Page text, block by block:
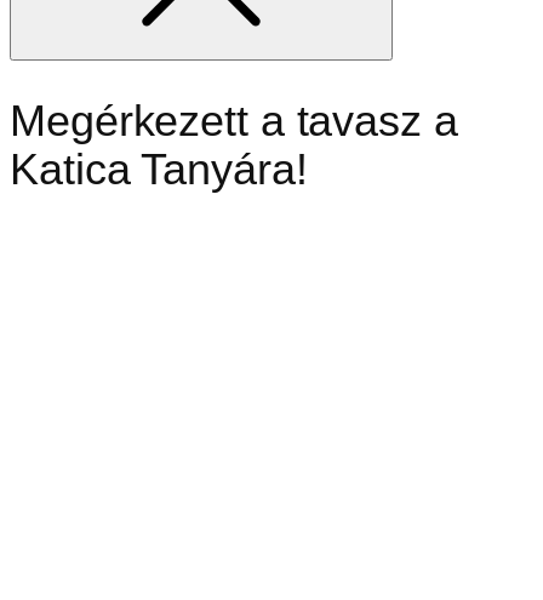
Megérkezett a tavasz a
Katica Tanyára!